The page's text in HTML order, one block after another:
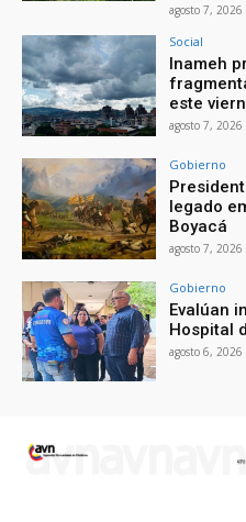
agosto 7, 2026
Social
Inameh
este
agosto 7, 2026
Gobierno
legado
Boyacá
agosto 7, 2026
Gobierno
Evalúan
Hospital
agosto 6, 2026